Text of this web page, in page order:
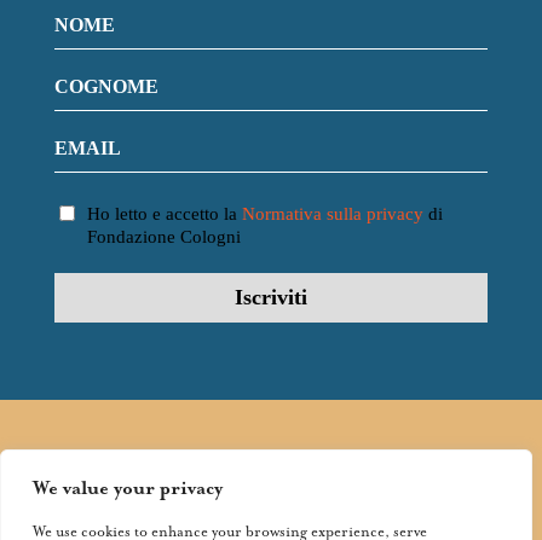
We value your privacy
We use cookies to enhance your browsing experience, serve
Ho letto e accetto la Normativa sulla privacydi
Fondazione Cologni
FONDAZIONE
COLOGNI: